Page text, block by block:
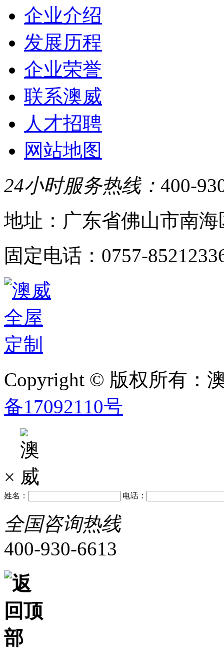
企业介绍
发展历程
企业荣誉
联系澳威
人才招聘
网站地图
24小时服务热线： 400-
地址：广东省佛山市南
固定电话：0757-
Copyright © 版权所有
备17092110号
×
姓名： 电话：
全国咨询热线
400-930-6613